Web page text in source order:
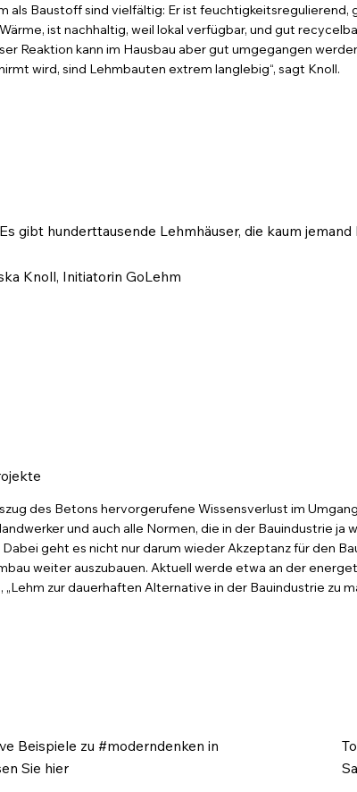
als Baustoff sind vielfältig: Er ist
ist nachhaltig, weil lokal verfügbar, und gut
Reaktion kann im Hausbau aber gut umgegangen
wird, sind Lehmbauten extrem langlebig“, sagt Knoll.
gibt hunderttausende Lehmhäuser, die kaum jemand
Knoll, Initiatorin GoLehm
des Betons hervorgerufene Wissensverlust im
und auch alle Normen, die in der Bauindustrie
geht es nicht nur darum wieder Akzeptanz für den
weiter auszubauen. Aktuell werde etwa an der
„Lehm zur dauerhaften Alternative in der Bauindustrie zu
Beispiele zu #moderndenken in
Sie hier